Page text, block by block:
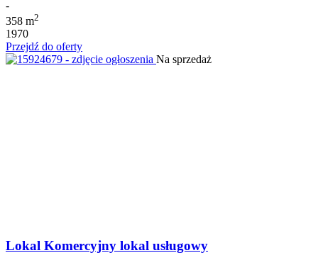
-
358 m2
1970
Przejdź do oferty
Na sprzedaż
Lokal Komercyjny lokal usługowy